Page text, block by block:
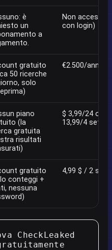
è
un
a
Non
con login)
gratuito
50 ricerche
solo
€2.500/anno
piano
(la
gratuita
risultati
$ 3,99/24 ore
13,99/4
gratuito
conteggi +
nessuna
4,99 $ / 2
CheckLeaked